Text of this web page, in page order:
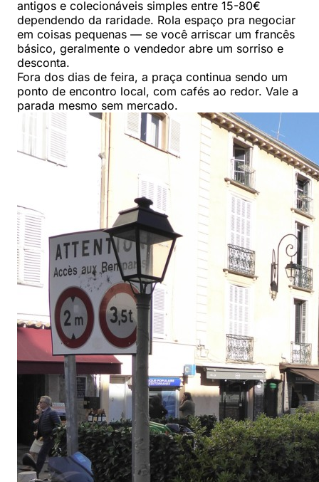
antigos e colecionáveis simples entre 15-80€
dependendo da raridade. Rola espaço pra negociar
em coisas pequenas — se você arriscar um francês
básico, geralmente o vendedor abre um sorriso e
desconta.
Fora dos dias de feira, a praça continua sendo um
ponto de encontro local, com cafés ao redor. Vale a
parada mesmo sem mercado.